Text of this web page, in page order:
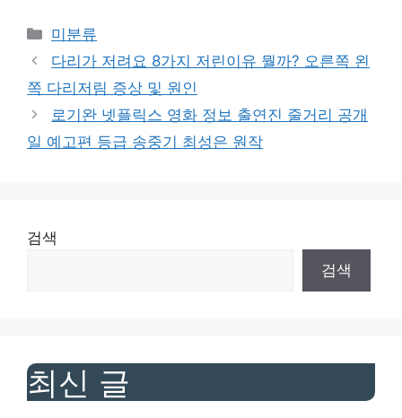
Categories
미분류
다리가 저려요 8가지 저린이유 뭘까? 오른쪽 왼
쪽 다리저림 증상 및 원인
로기완 넷플릭스 영화 정보 출연진 줄거리 공개
일 예고편 등급 송중기 최성은 원작
검색
검색
최신 글